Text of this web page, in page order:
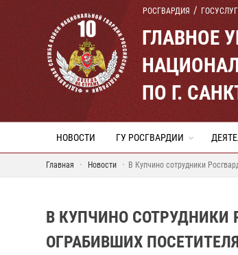
РОСГВАРДИЯ
ГЛАВНОЕ
ПО Г.
НОВОСТИ ГУ РОСГВАРДИИ
Главная Новости В Купчино сотрудники
В КУПЧИНО СОТРУДНИКИ
ОГРАБИВШИХ